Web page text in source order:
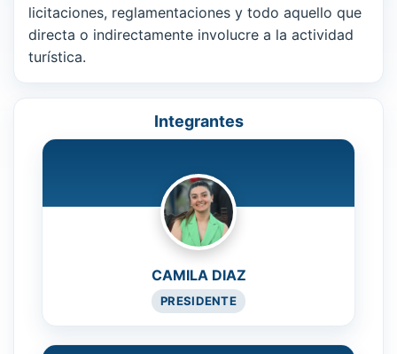
licitaciones, reglamentaciones y todo aquello que
directa o indirectamente involucre a la actividad
turística.
Integrantes
CAMILA DIAZ
PRESIDENTE